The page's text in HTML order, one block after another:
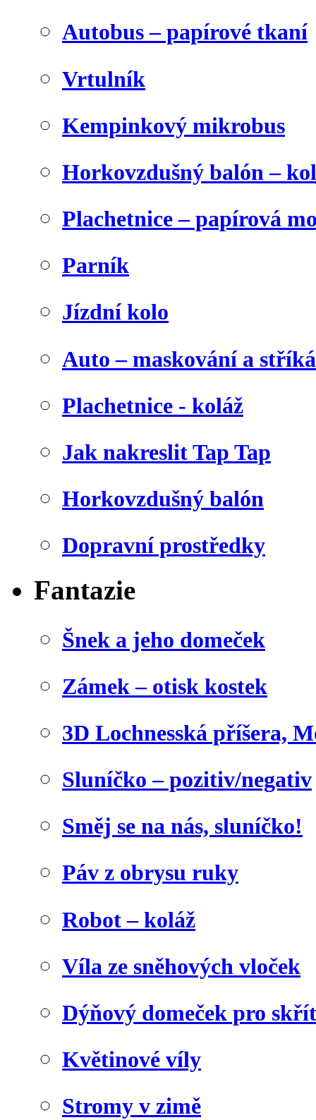
Autobus – papírové tkaní
Vrtulník
Kempinkový mikrobus
Horkovzdušný balón –
Plachetnice – papírová
Parník
Jízdní kolo
Auto – maskování a
Plachetnice - koláž
Jak nakreslit Tap Tap
Horkovzdušný balón
Dopravní prostředky
Fantazie
Šnek a jeho domeček
Zámek – otisk kostek
3D Lochnesská příšera,
Sluníčko – pozitiv/negativ
Směj se na nás, sluníčko!
Páv z obrysu ruky
Robot – koláž
Víla ze sněhových vloček
Dýňový domeček pro
Květinové víly
Stromy v zimě